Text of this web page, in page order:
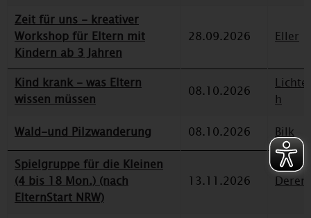
Zeit für uns - kreativer
Workshop für Eltern mit
Kindern ab 3 Jahren
28.09.2026 Eller
Kind krank - was Eltern
wissen müssen
08.10.2026
h
Wald-und Pilzwanderung
08.10.2026
Bilk
Spielgruppe für die Kleinen
(4 bis 18 Mon.) (nach
ElternStart NRW)
13.11.2026